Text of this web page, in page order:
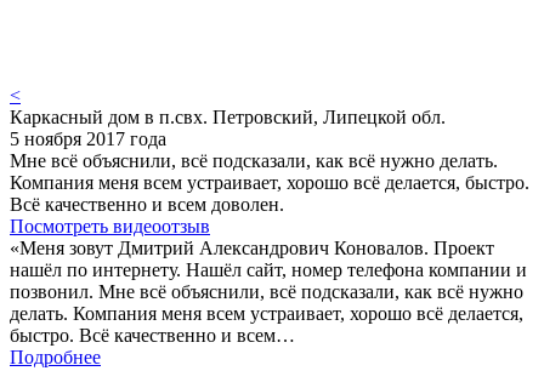
<
Каркасный дом в п.свх. Петровский, Липецкой обл.
5 ноября 2017 года
Мне всё объяснили, всё подсказали, как всё нужно делать.
Компания меня всем устраивает, хорошо всё делается, быстро.
Всё качественно и всем доволен.
Посмотреть видеоотзыв
«Меня зовут Дмитрий Александрович Коновалов. Проект
нашёл по интернету. Нашёл сайт, номер телефона компании и
позвонил. Мне всё объяснили, всё подсказали, как всё нужно
делать. Компания меня всем устраивает, хорошо всё делается,
быстро. Всё качественно и всем…
Подробнее